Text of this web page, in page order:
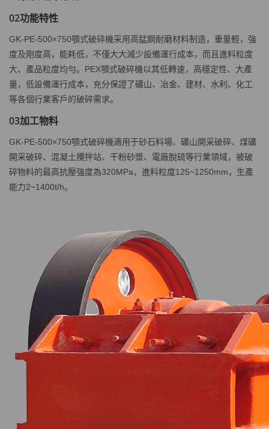
02功能特性
GK-PE-500×750顎式破碎機采用高錳鋼耐磨材料制造，重量輕，強
度及剛度高，能耗低，不僅大大減少設備運行成本，而且進料粒度
大、產品粒度均勻。PEX顎式破碎機以其低轉速，高穩定性、大產
量，低設備運行成本，充分保證了礦山、冶金、建材、水利、化工
等各個行業客戶的破碎需求。
03加工物料
GK-PE-500×750顎式破碎機適用于砂石料場、礦山開采破碎、煤礦
開采破碎、混凝土攪拌站、干粉砂漿、電廠脫硫等行業領域，被破
碎物料的最高抗壓強度為320MPa，進料粒度125~1250mm，生產
能力2~1400t/h。